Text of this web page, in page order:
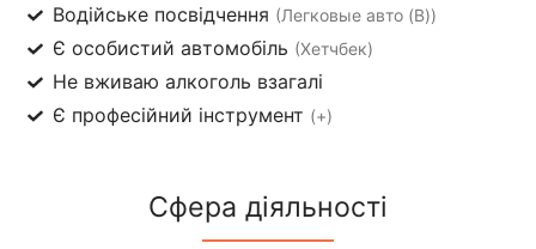
Водійське посвідчення (Легковые авто (B))
Є особистий автомобіль (Хетчбек)
Не вживаю алкоголь взагалі
Є професійний інструмент (+)
Сфера діяльності